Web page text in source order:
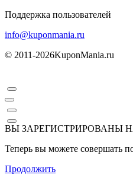
Поддержка пользователей
info@kuponmania.ru
© 2011-2026KuponMania.ru
ВЫ ЗАРЕГИСТРИРОВАНЫ
Теперь вы можете совершать
Продолжить